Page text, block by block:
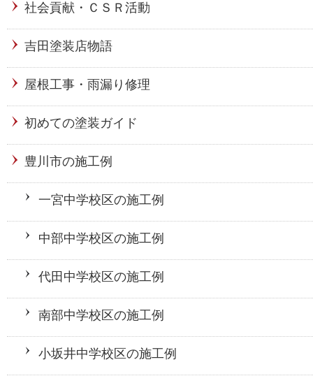
社会貢献・ＣＳＲ活動
吉田塗装店物語
屋根工事・雨漏り修理
初めての塗装ガイド
豊川市の施工例
一宮中学校区の施工例
中部中学校区の施工例
代田中学校区の施工例
南部中学校区の施工例
小坂井中学校区の施工例